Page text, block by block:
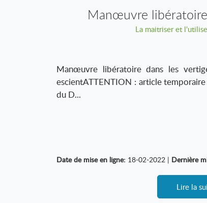
Manœuvre
La maitriser et
Manœuvre libératoire dans les
escientATTENTION : article
du D...
Date de mise en ligne: 18-02-2022 | Dernière
Lire la